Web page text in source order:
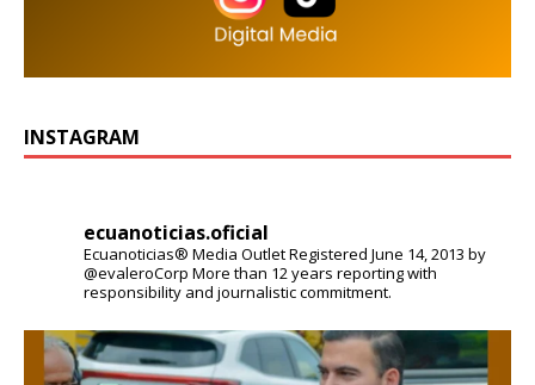
INSTAGRAM
ecuanoticias.oficial
Ecuanoticias® Media OutletRegistered June 14, 2013 by
@evaleroCorp More than 12 years reporting with
responsibility and journalistic commitment.